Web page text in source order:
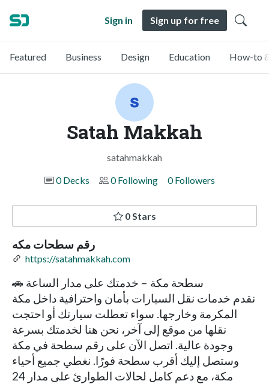
Sign in Sign up for free
Featured Business Design Education How-to
Satah Makkah
satahmakkah
0 Decks
0 Following 0 Followers
0 Stars
رقم سطحات مكه
https://satahmakkah.com
🚗 سطحة مكة – خدمتك على مدار الساعة
نقدم خدمات نقل السيارات بأمان واحترافية داخل مكة
المكرمة وخارجها. سواء تعطلت سيارتك أو احتجت
نقلها من موقع إلى آخر، نحن هنا لخدمتك بسرعة
وجودة عالية. اتصل الآن على رقم سطحة في مكة
وستصل إليك أقرب سطحة فورًا. نغطي جميع أحياء
مكة، مع دعم كامل لحالات الطوارئ على مدار 24